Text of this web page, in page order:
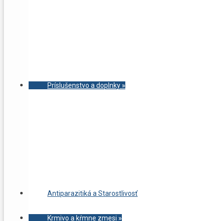
Príslušenstvo a doplnky»
Antiparazitiká a Starostlivosť
Krmivo a kŕmne zmesi »